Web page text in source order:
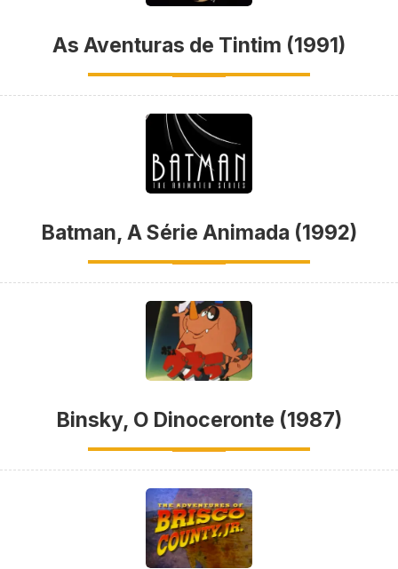
As Aventuras de Tintim (1991)
Batman, A Série Animada (1992)
Binsky, O Dinoceronte (1987)